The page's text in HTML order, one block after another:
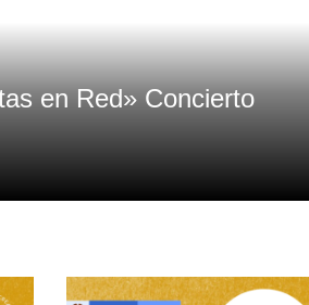
en «Artistas en Red»-
2021